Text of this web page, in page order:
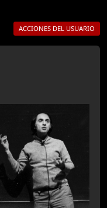
ACCIONES DEL USUARIO